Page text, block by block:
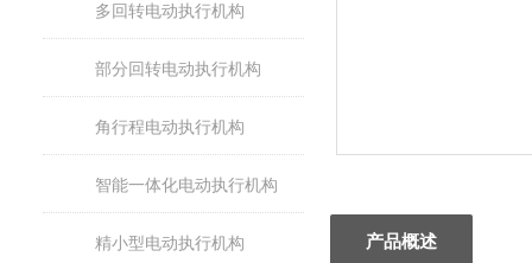
多回转电动执行机构
部分回转电动执行机构
角行程电动执行机构
智能一体化电动执行机构
精小型电动执行机构 产品概述